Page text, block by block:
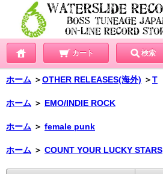
カート 検索
ホーム ＞OTHER RELEASES(海外) ＞T
ホーム ＞ EMO/INDIE ROCK
ホーム ＞ female punk
ホーム ＞ COUNT YOUR LUCKY STARS